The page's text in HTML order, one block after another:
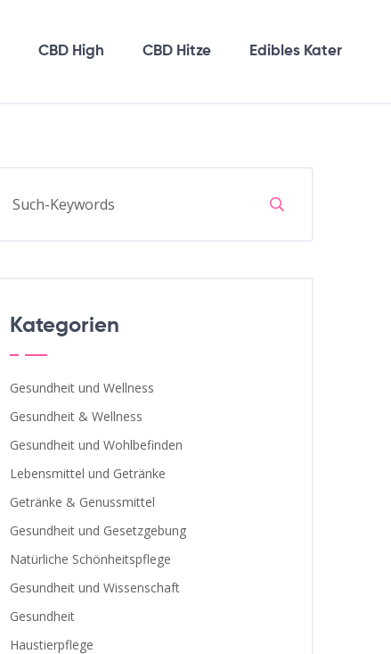
CBD High CBD Hitze Edibles Kater
Kategorien
Gesundheit und Wellness
Gesundheit & Wellness
Gesundheit und Wohlbefinden
Lebensmittel und Getränke
Getränke & Genussmittel
Gesundheit und Gesetzgebung
Natürliche Schönheitspflege
Gesundheit und Wissenschaft
Gesundheit
Haustierpflege